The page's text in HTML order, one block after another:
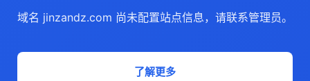
域名 jinzandz.com 尚未配置站点信息，请联系管理员。
了解更多